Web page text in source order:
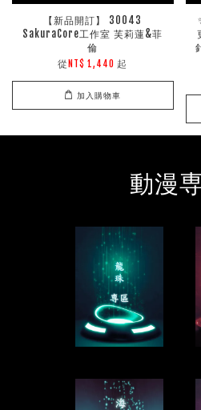
【新品開訂】 30043
SakuraCore工作室 芙莉蓮&菲
倫
從 NT$ 1,440 起
加入購物車
動漫